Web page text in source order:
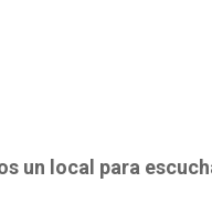
un local para